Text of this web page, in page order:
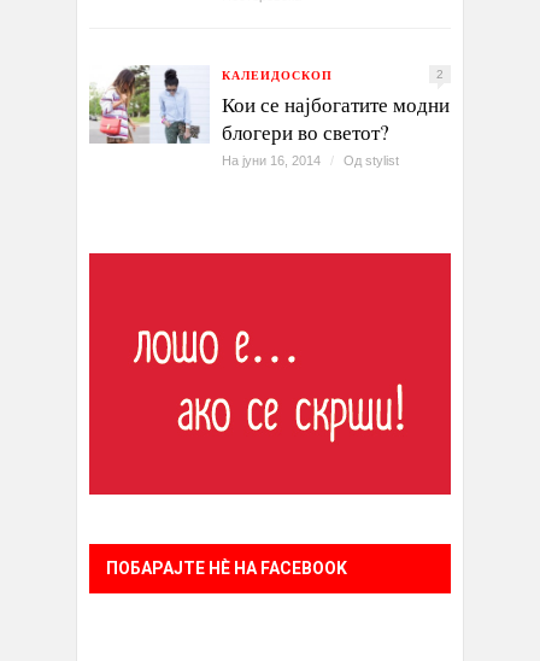
КАЛЕИДОСКОП 2
Кои се најбогатите модни
блогери во светот?
На јуни 16, 2014 / Од stylist
ПОБАРАЈТЕ НÈ НА FACEBOOK